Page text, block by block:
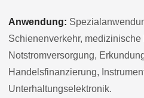
Anwendung:
Schienenverkehr, medizinische
Notstromversorgung,
Handelsfinanzierung,
Unterhaltungselektronik.